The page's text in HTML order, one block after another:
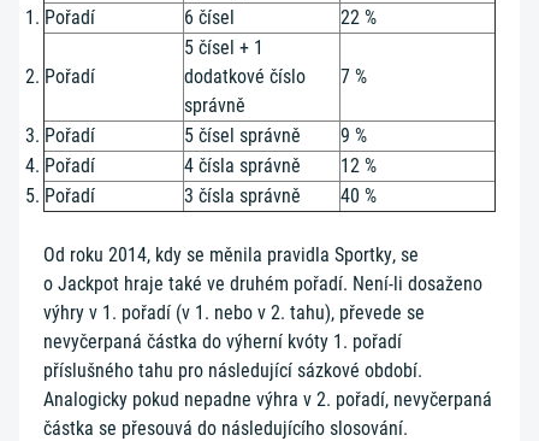
Pořadí 6 čísel 22 %
Pořadí
5 čísel + 1
dodatkové číslo
správně
7 %
Pořadí 5 čísel správně
9 %
Pořadí
4 čísla správně
12 %
Pořadí
3 čísla správně 40 %
Od roku 2014, kdy se měnila pravidla Sportky, se
o Jackpot hraje také ve druhém pořadí. Není-li dosaženo
výhry v 1. pořadí (v 1. nebo v 2. tahu), převede se
nevyčerpaná částka do výherní kvóty 1. pořadí
příslušného tahu pro následující sázkové období.
Analogicky pokud nepadne výhra v 2. pořadí, nevyčerpaná
částka se přesouvá do následujícího slosování.